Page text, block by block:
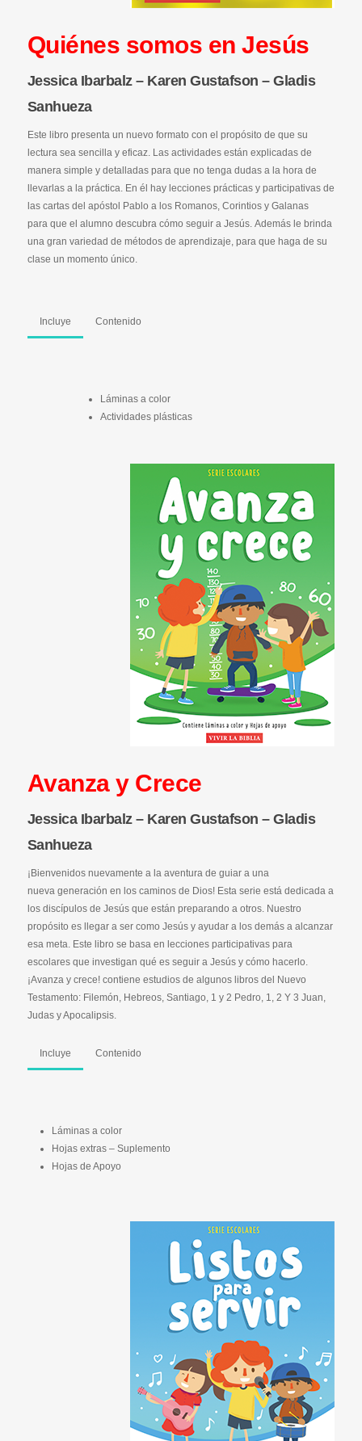
Quiénes somos en Jesús
Jessica Ibarbalz – Karen Gustafson – Gladis
Sanhueza
Este libro presenta un nuevo formato con el propósito de que su
lectura sea sencilla y eficaz. Las actividades están explicadas de
manera simple y detalladas para que no tenga dudas a la hora de
llevarlas a la práctica. En él hay lecciones prácticas y participativas de
las cartas del apóstol Pablo a los Romanos, Corintios y Galanas
para que el alumno descubra cómo seguir a Jesús. Además le brinda
una gran variedad de métodos de aprendizaje, para que haga de su
clase un momento único.
Incluye Contenido
Láminas a color
Actividades plásticas
Avanza y Crece
Jessica Ibarbalz – Karen Gustafson – Gladis
Sanhueza
¡Bienvenidos nuevamente a la aventura de guiar a una
nueva generación en los caminos de Dios! Esta serie está dedicada a
los discípulos de Jesús que están preparando a otros. Nuestro
propósito es llegar a ser como Jesús y ayudar a los demás a alcanzar
esa meta. Este libro se basa en lecciones participativas para
escolares que investigan qué es seguir a Jesús y cómo hacerlo.
¡Avanza y crece! contiene estudios de algunos libros del Nuevo
Testamento: Filemón, Hebreos, Santiago, 1 y 2 Pedro, 1, 2 Y 3 Juan,
Judas y Apocalipsis.
Incluye Contenido
Láminas a color
Hojas extras – Suplemento
Hojas de Apoyo